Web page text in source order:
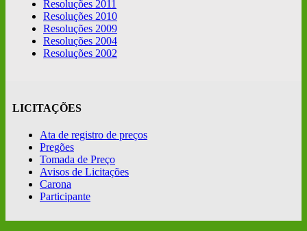
Resoluções 2011
Resoluções 2010
Resoluções 2009
Resoluções 2004
Resoluções 2002
LICITAÇÕES
Ata de registro de preços
Pregões
Tomada de Preço
Avisos de Licitações
Carona
Participante